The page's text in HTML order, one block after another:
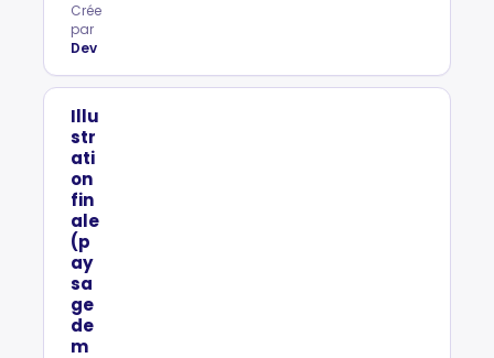
Crée
par
Dev
Illu
str
ati
on
fin
ale
(p
ay
sa
ge
de
m